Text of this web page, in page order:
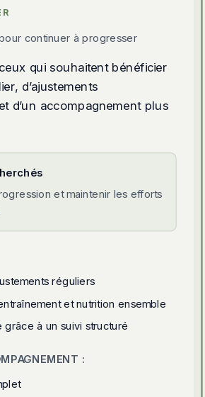
continuer à progresser
qui souhaitent bénéficier
d’ajustements
d’un accompagnement plus
et maintenir les efforts
réguliers
et nutrition ensemble
grâce à un suivi structuré
: